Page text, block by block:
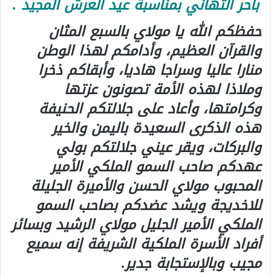
بأحر التهاني بمناسبة عيد العرش المجيد .
حفظكم الله يا مولاي بالسبع المثان
والقرآن العظيم، وأدامكم لهذا الوطن
منارا عاليا وسراجا هاديا، وأبقاكم ذخرا
وملاذا لهذه الأمة تصونون عزتها
وكرامتها، وأعاد على جلالتكم الحنيفة
هذه الذكرى السعيدة باليمن والخير
والبركات، ويقر عيني جلالتكم بولي
عهدكم صاحب السمو الملكي الأمير
المحبوب مولاي الحسن والأميرة الجليلة
للاخديجة ويشد عضدكم بصاحب السمو
الملكي الأمير الجليل مولاي الرشيد وبسائر
أفراد الأسرة الملكية الشريفة إنه سميع
مجيب وبالإستجابة جدير.